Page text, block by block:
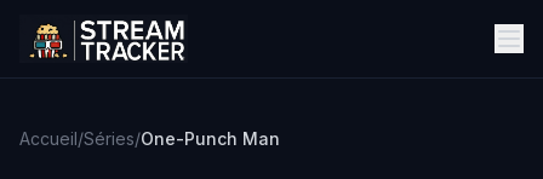
Accueil/Séries/One-Punch Man